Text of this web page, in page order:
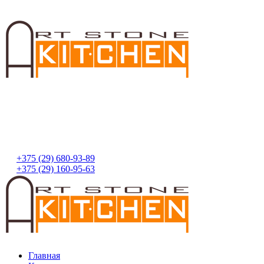
+375 (29) 680-93-89
+375 (29) 160-95-63
Главная